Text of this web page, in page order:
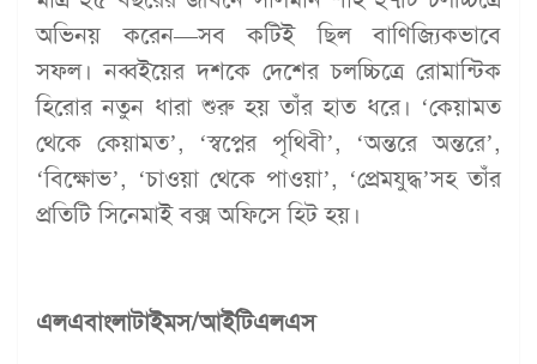
অভিনয় করেন—সব কটিই ছিল বাণিজ্যিকভাবে
সফল। নব্বইয়ের দশকে দেশের চলচ্চিত্রে রোমান্টিক
হিরোর নতুন ধারা শুরু হয় তাঁর হাত ধরে। ‘কেয়ামত
থেকে কেয়ামত’, ‘স্বপ্নের পৃথিবী’, ‘অন্তরে অন্তরে’,
‘বিক্ষোভ’, ‘চাওয়া থেকে পাওয়া’, ‘প্রেমযুদ্ধ’সহ তাঁর
প্রতিটি সিনেমাই বক্স অফিসে হিট হয়।
এলএবাংলাটাইমস/আইটিএলএস